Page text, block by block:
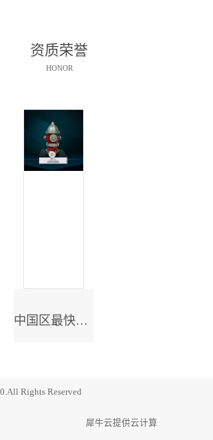
资质荣誉
HONOR
中国区最快成长奖
Rights Reserved
犀牛云提供云计算